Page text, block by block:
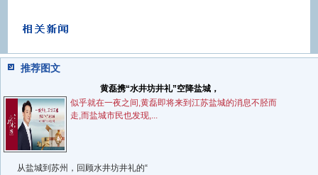
推荐图文
黄磊携“水井坊井礼”空降盐城，
似乎就在一夜之间,黄磊即将来到江苏盐城的消息不胫而
走,而盐城市民也发现,...
从盐城到苏州，回顾水井坊井礼的“